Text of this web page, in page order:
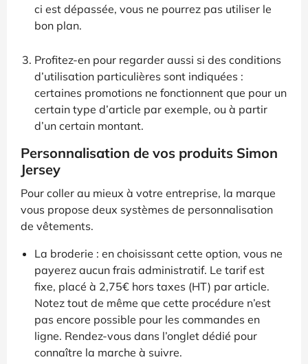
ci est dépassée, vous ne pourrez pas utiliser le
bon plan.
Profitez-en pour regarder aussi si des conditions
d’utilisation particulières sont indiquées :
certaines promotions ne fonctionnent que pour un
certain type d’article par exemple, ou à partir
d’un certain montant.
Personnalisation de vos produits Simon
Jersey
Pour coller au mieux à votre entreprise, la marque
vous propose deux systèmes de personnalisation
de vêtements.
La broderie : en choisissant cette option, vous ne
payerez aucun frais administratif. Le tarif est
fixe, placé à 2,75€ hors taxes (HT) par article.
Notez tout de même que cette procédure n’est
pas encore possible pour les commandes en
ligne. Rendez-vous dans l’onglet dédié pour
connaître la marche à suivre.